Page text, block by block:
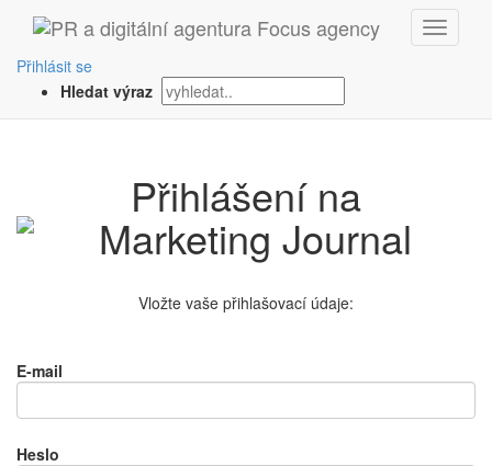
Přihlásit se
Hledat výraz
Přihlášení na
Vložte vaše přihlašovací údaje:
E-mail
Heslo